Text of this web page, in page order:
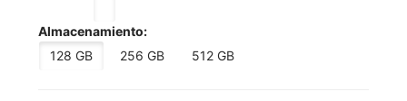
Almacenamiento:
128 GB
256 GB 512 GB